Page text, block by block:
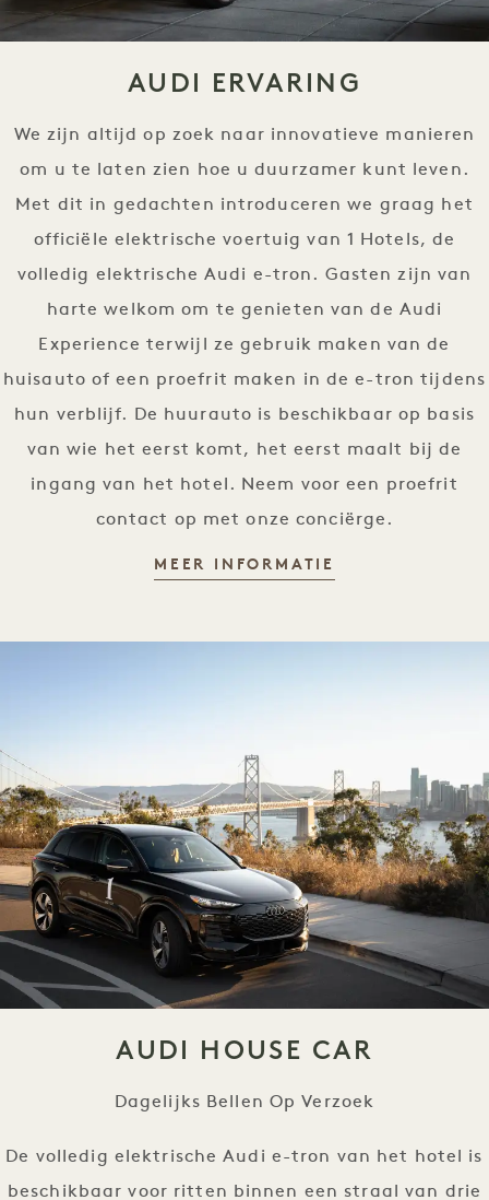
AUDI ERVARING
We zijn altijd op zoek naar innovatieve manieren
om u te laten zien hoe u duurzamer kunt leven.
Met dit in gedachten introduceren we graag het
officiële elektrische voertuig van 1 Hotels, de
volledig elektrische Audi e-tron. Gasten zijn van
harte welkom om te genieten van de Audi
Experience terwijl ze gebruik maken van de
huisauto of een proefrit maken in de e-tron tijdens
hun verblijf. De huurauto is beschikbaar op basis
van wie het eerst komt, het eerst maalt bij de
ingang van het hotel. Neem voor een proefrit
contact op met onze conciërge.
MEER INFORMATIE
AUDI HOUSE CAR
Dagelijks Bellen Op Verzoek
De volledig elektrische Audi e-tron van het hotel is
beschikbaar voor ritten binnen een straal van drie